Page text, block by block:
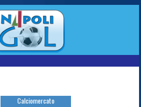
Calciomercato